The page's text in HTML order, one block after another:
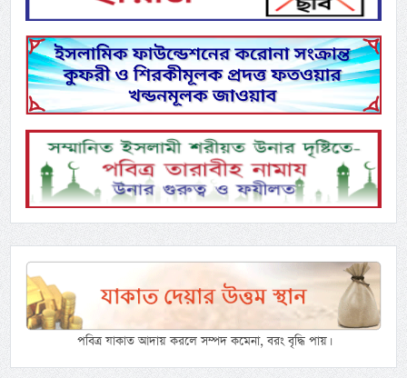
পবিত্র যাকাত আদায় করলে সম্পদ কমেনা, বরং বৃদ্ধি পায়।